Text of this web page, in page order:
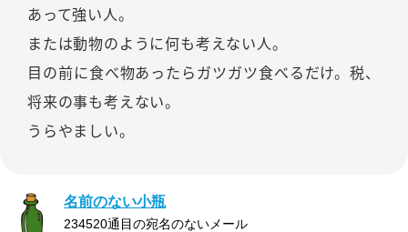
あって強い人。
または動物のように何も考えない人。
目の前に食べ物あったらガツガツ食べるだけ。税、
将来の事も考えない。
うらやましい。
名前のない小瓶
234520通目の宛名のないメール